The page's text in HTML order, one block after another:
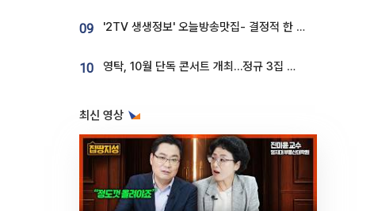
09 '2TV 생생정보' 오늘방송맛집- 결정적 한 수, 3종 메밀면! 메밀 소바 맛집 '의○○○○'
10 영탁, 10월 단독 콘서트 개최…정규 3집 신곡 첫선
최신 영상